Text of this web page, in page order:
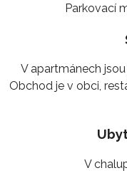
Parkovací
V apartmánech
Obchod je v obci,
V